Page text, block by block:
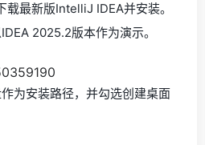
最新版IntelliJ IDEA并安装。
2025.2版本作为演示。
为安装路径，并勾选创建桌面